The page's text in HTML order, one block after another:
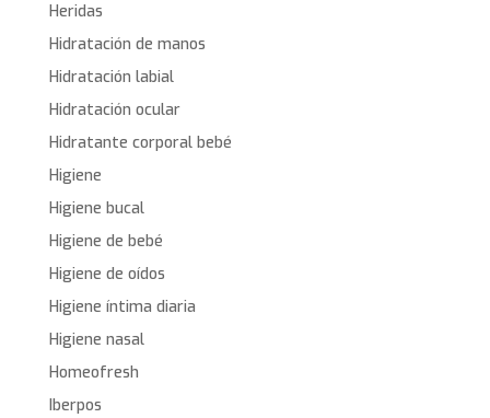
Heridas
Hidratación de manos
Hidratación labial
Hidratación ocular
Hidratante corporal bebé
Higiene
Higiene bucal
Higiene de bebé
Higiene de oídos
Higiene íntima diaria
Higiene nasal
Homeofresh
Iberpos